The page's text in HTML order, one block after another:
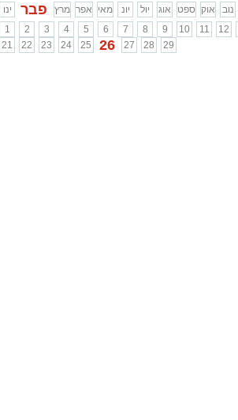
ינו
פבר מרץ אפר מאי יונ יול אוג ספט אוק נוב
1
2 3 4 5 6 7 8 9 10 11 12
21
22 23 24 25 26 27 28 29